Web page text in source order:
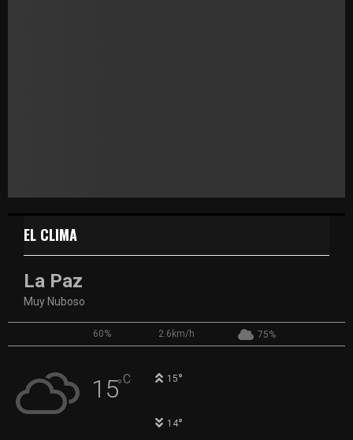
EL CLIMA
La Paz
Muy Nuboso
60% 2.6km/h 75%
15°C 15°
14°